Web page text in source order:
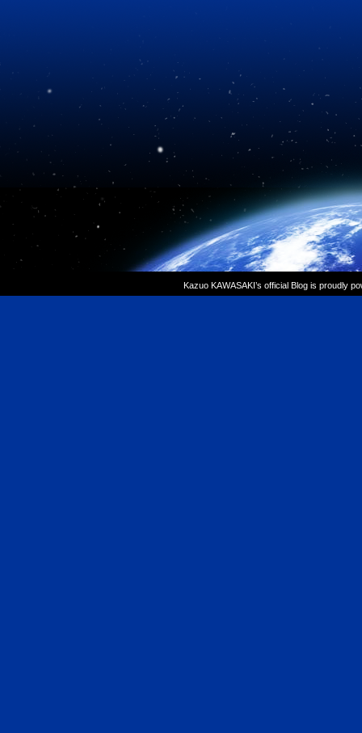
Kazuo KAWASAKI’s official Blog is proudly